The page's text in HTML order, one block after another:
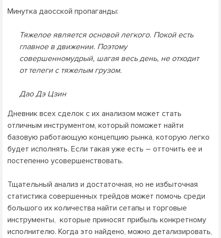
Минутка даосской пропаганды:
Тяжелое является основой легкого. Покой есть
главное в движении. Поэтому
совершенномудрый, шагая весь день, не отходит
от телеги с тяжелым грузом.
Дао Дэ Цзин
Дневник всех сделок с их анализом может стать
отличным инструментом, который поможет найти
базовую работающую концепцию рынка, которую легко
будет исполнять. Если такая уже есть – отточить ее и
постепенно усовершенствовать.
Тщательный анализ и достаточная, но не избыточная
статистика совершенных трейдов может помочь среди
большого их количества найти сетапы и торговые
инструменты, которые приносят прибыль конкретному
исполнителю. Когда это найдено, можно детализировать,